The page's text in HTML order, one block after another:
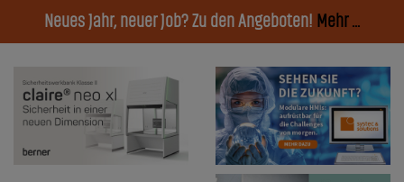
Neues Jahr, neuer Job? Zu den Angeboten! Mehr ...